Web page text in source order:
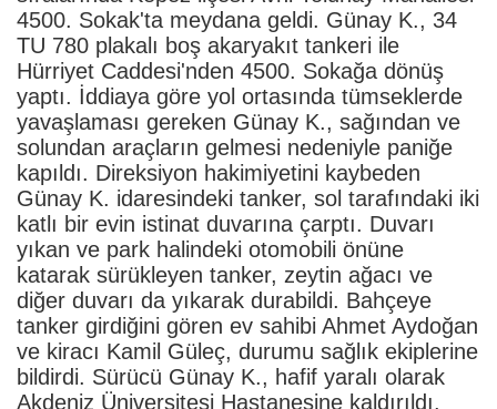
4500. Sokak'ta meydana geldi. Günay K., 34
TU 780 plakalı boş akaryakıt tankeri ile
Hürriyet Caddesi'nden 4500. Sokağa dönüş
yaptı. İddiaya göre yol ortasında tümseklerde
yavaşlaması gereken Günay K., sağından ve
solundan araçların gelmesi nedeniyle paniğe
kapıldı. Direksiyon hakimiyetini kaybeden
Günay K. idaresindeki tanker, sol tarafındaki iki
katlı bir evin istinat duvarına çarptı. Duvarı
yıkan ve park halindeki otomobili önüne
katarak sürükleyen tanker, zeytin ağacı ve
diğer duvarı da yıkarak durabildi. Bahçeye
tanker girdiğini gören ev sahibi Ahmet Aydoğan
ve kiracı Kamil Güleç, durumu sağlık ekiplerine
bildirdi. Sürücü Günay K., hafif yaralı olarak
Akdeniz Üniversitesi Hastanesine kaldırıldı.